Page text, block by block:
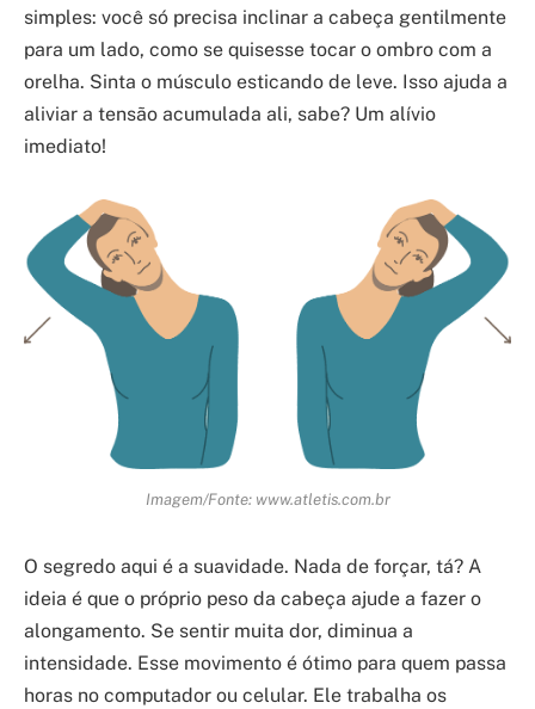
simples: você só precisa inclinar a cabeça gentilmente
para um lado, como se quisesse tocar o ombro com a
orelha. Sinta o músculo esticando de leve. Isso ajuda a
aliviar a tensão acumulada ali, sabe? Um alívio
imediato!
Imagem/Fonte: www.atletis.com.br
O segredo aqui é a suavidade. Nada de forçar, tá? A
ideia é que o próprio peso da cabeça ajude a fazer o
alongamento. Se sentir muita dor, diminua a
intensidade. Esse movimento é ótimo para quem passa
horas no computador ou celular. Ele trabalha os